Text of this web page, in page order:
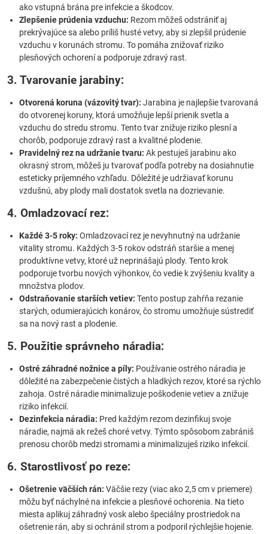
ako vstupná brána pre infekcie a škodcov.
Zlepšenie prúdenia vzduchu: Rezom môžeš odstrániť aj
prekrývajúce sa alebo príliš husté vetvy, aby si zlepšil prúdenie
vzduchu v korunách stromu. To pomáha znižovať riziko
plesňových ochorení a podporuje zdravý rast.
3. Tvarovanie jarabiny:
Otvorená koruna (vázovitý tvar): Jarabina je najlepšie tvarovaná
do otvorenej koruny, ktorá umožňuje lepší prienik svetla a
vzduchu do stredu stromu. Tento tvar znižuje riziko plesní a
chorôb, podporuje zdravý rast a kvalitné plodenie.
Pravidelný rez na udržanie tvaru: Ak pestuješ jarabinu ako
okrasný strom, môžeš ju tvarovať podľa potreby na dosiahnutie
esteticky príjemného vzhľadu. Dôležité je udržiavať korunu
vzdušnú, aby plody mali dostatok svetla na dozrievanie.
4. Omladzovací rez:
Každé 3-5 roky: Omladzovací rez je nevyhnutný na udržanie
vitality stromu. Každých 3-5 rokov odstráň staršie a menej
produktívne vetvy, ktoré už neprinášajú plody. Tento krok
podporuje tvorbu nových výhonkov, čo vedie k zvýšeniu kvality a
množstva plodov.
Odstraňovanie starších vetiev: Tento postup zahŕňa rezanie
starých, odumierajúcich konárov, čo stromu umožňuje sústrediť
sa na nový rast a plodenie.
5. Použitie správneho náradia:
Ostré záhradné nožnice a píly: Používanie ostrého náradia je
dôležité na zabezpečenie čistých a hladkých rezov, ktoré sa rýchlo
zahoja. Ostré náradie minimalizuje poškodenie vetiev a znižuje
riziko infekcií.
Dezinfekcia náradia: Pred každým rezom dezinfikuj svoje
náradie, najmä ak režeš choré vetvy. Týmto spôsobom zabrániš
prenosu chorôb medzi stromami a minimalizuješ riziko infekcií.
6. Starostlivosť po reze:
Ošetrenie väčších rán: Väčšie rezy (viac ako 2,5 cm v priemere)
môžu byť náchylné na infekcie a plesňové ochorenia. Na tieto
miesta aplikuj záhradný vosk alebo špeciálny prostriedok na
ošetrenie rán, aby si ochránil strom a podporil rýchlejšie hojenie.